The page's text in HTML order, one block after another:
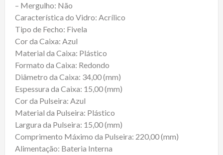
– Mergulho: Não
Característica do Vidro: Acrílico
Tipo de Fecho: Fivela
Cor da Caixa: Azul
Material da Caixa: Plástico
Formato da Caixa: Redondo
Diâmetro da Caixa: 34,00 (mm)
Espessura da Caixa: 15,00 (mm)
Cor da Pulseira: Azul
Material da Pulseira: Plástico
Largura da Pulseira: 15,00 (mm)
Comprimento Máximo da Pulseira: 220,00 (mm)
Alimentação: Bateria Interna